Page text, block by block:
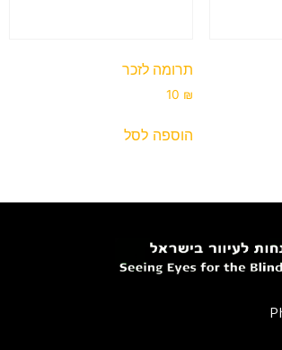
תרומה לזכר
10 ₪
הוספה לסל